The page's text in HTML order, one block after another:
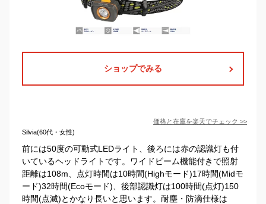
ショップでみる
価格と在庫を楽天でチェック >>
Silvia(60代・女性)
前には50度の可動式LEDライト、後ろには赤の認識灯も付
いているヘッドライトです。ワイドビーム機能付きで照射
距離は108m、点灯時間は10時間(Highモード)17時間(Midモ
ード)32時間(Ecoモード)、後部認識灯は100時間(点灯)150
時間(点滅)とかなり長いと思います。耐塵・防滴仕様は